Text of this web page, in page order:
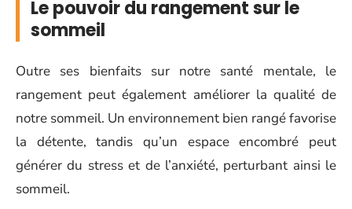
Le pouvoir du rangement sur le
sommeil
Outre ses bienfaits sur notre santé mentale, le
rangement peut également améliorer la qualité de
notre sommeil. Un environnement bien rangé favorise
la détente, tandis qu’un espace encombré peut
générer du stress et de l’anxiété, perturbant ainsi le
sommeil.